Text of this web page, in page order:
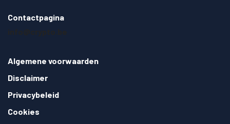
Contactpagina
Algemene voorwaarden
Disclaimer
Privacybeleid
Cookies